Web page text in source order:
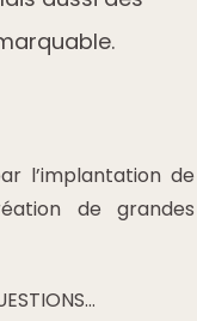
l’implantation de
de grandes